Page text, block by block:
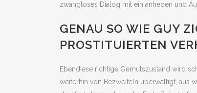
zwangloses Dialog mit ein anheben und
GENAU SO WIE GUY
PROSTITUIERTEN
Ebendiese richtige Gemutszustand wird
weiterhin von Bezweifeln uberwaltigt, aus